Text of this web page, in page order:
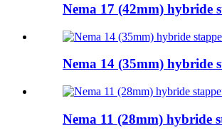
Nema 17 (42mm) hybride
Nema 14 (35mm) hybride
Nema 11 (28mm) hybride